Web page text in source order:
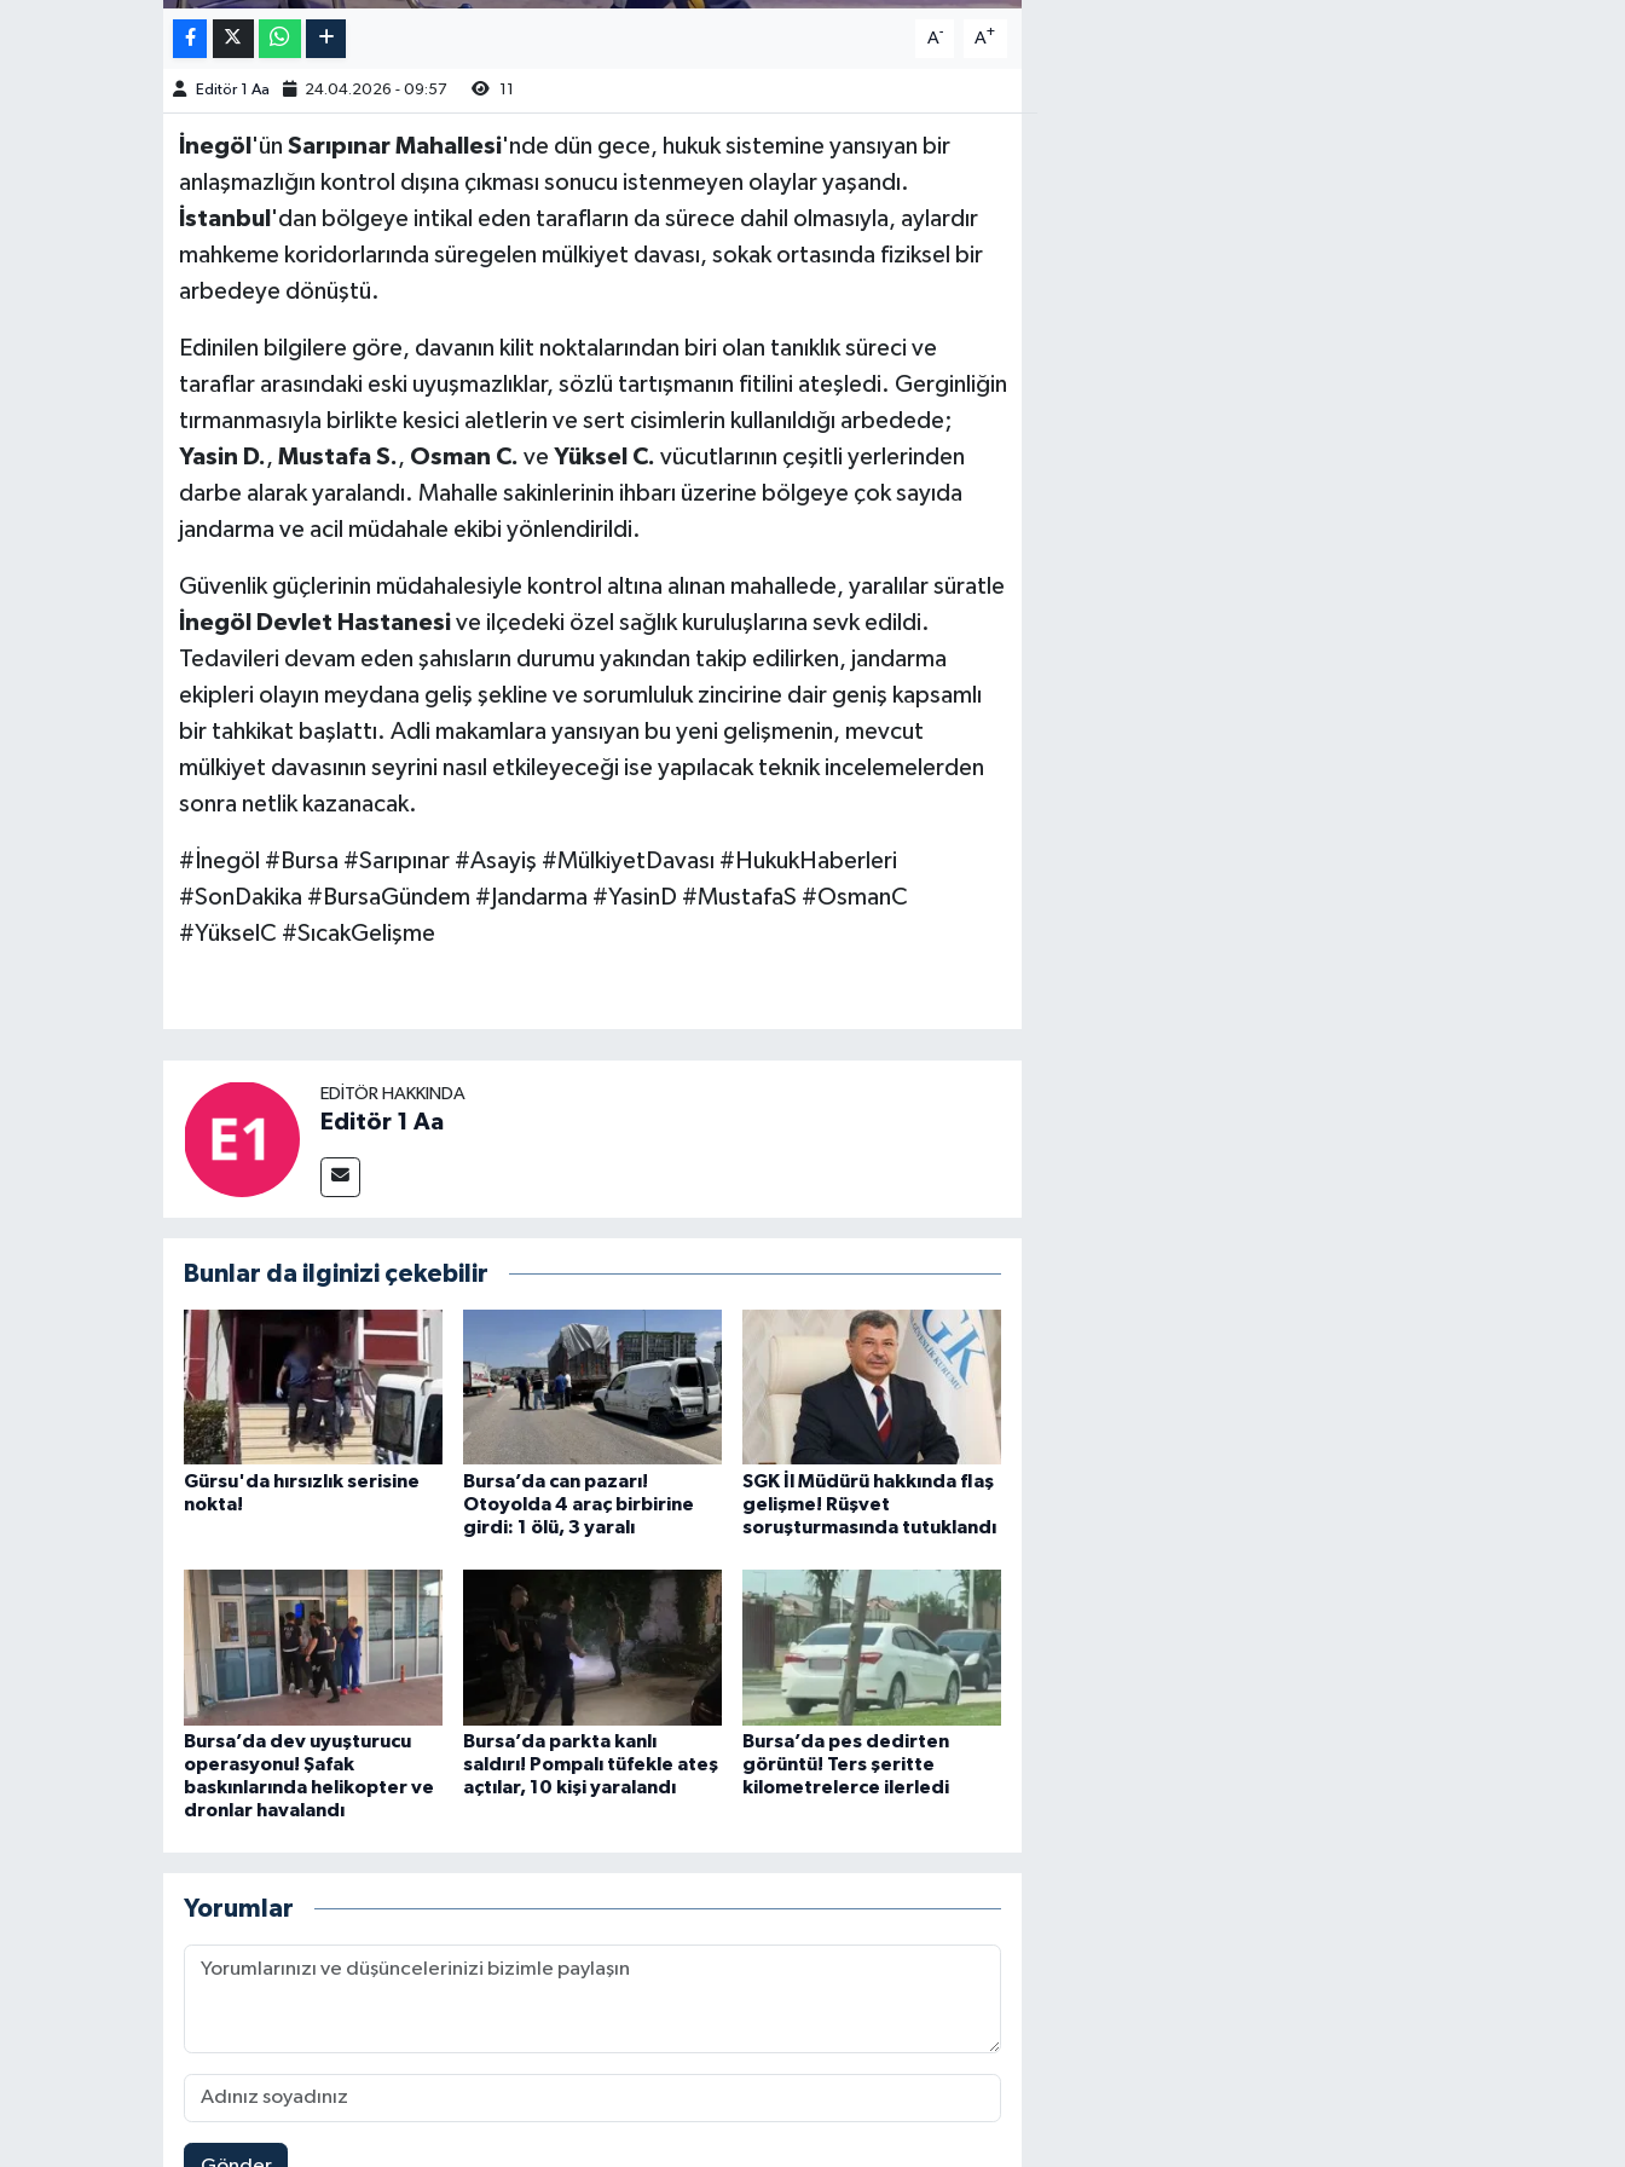
A- A+
Editör 1 Aa 24.04.2026 - 09:57
İnegöl 'ün Sarıpınar Mahallesi'nde dün gece, hukuk sistemine yansıyan bir
anlaşmazlığın kontrol dışına çıkması sonucu istenmeyen olaylar yaşandı.
İstanbul 'dan bölgeye intikal eden tarafların da sürece dahil olmasıyla, aylardır
mahkeme koridorlarında süregelen mülkiyet davası, sokak ortasında fiziksel bir
arbedeye dönüştü.
Edinilen bilgilere göre, davanın kilit noktalarından biri olan tanıklık süreci ve
taraflar arasındaki eski uyuşmazlıklar, sözlü tartışmanın fitilini ateşledi. Gerginliğin
tırmanmasıyla birlikte kesici aletlerin ve sert cisimlerin kullanıldığı arbedede;
Yasin D., Mustafa S., Osman C. ve Yüksel C. vücutlarının çeşitli yerlerinden
darbe alarak yaralandı. Mahalle sakinlerinin ihbarı üzerine bölgeye çok sayıda
jandarma ve acil müdahale ekibi yönlendirildi.
Güvenlik güçlerinin müdahalesiyle kontrol altına alınan mahallede, yaralılar süratle
İnegöl Devlet Hastanesive ilçedeki özel sağlık kuruluşlarına sevk edildi.
Tedavileri devam eden şahısların durumu yakından takip edilirken, jandarma
ekipleri olayın meydana geliş şekline ve sorumluluk zincirine dair geniş kapsamlı
bir tahkikat başlattı. Adli makamlara yansıyan bu yeni gelişmenin, mevcut
mülkiyet davasının seyrini nasıl etkileyeceği ise yapılacak teknik incelemelerden
sonra netlik kazanacak.
#İnegöl #Bursa #Sarıpınar #Asayiş #MülkiyetDavası #HukukHaberleri
#SonDakika #BursaGündem #Jandarma #YasinD #MustafaS #OsmanC
#YükselC #SıcakGelişme
EDITÖR HAKKINDA
Editör 1 Aa
Bunlar da ilginizi çekebilir
Gürsu'da hırsızlık serisine
nokta!
Bursa’da can pazarı!
Otoyolda 4 araç birbirine
girdi: 1 ölü, 3 yaralı
SGK İl Müdürü hakkında flaş
gelişme! Rüşvet
soruşturmasında tutuklandı
Bursa’da dev uyuşturucu
operasyonu! Şafak
baskınlarında helikopter ve
dronlar havalandı
Bursa’da parkta kanlı
saldırı! Pompalı tüfekle ateş
açtılar, 10 kişi yaralandı
Bursa’da pes dedirten
görüntü! Ters şeritte
kilometrelerce ilerledi
Yorumlar